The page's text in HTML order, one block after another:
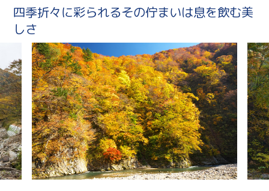
四季折々に彩られるその佇まいは息を飲む美
しさ